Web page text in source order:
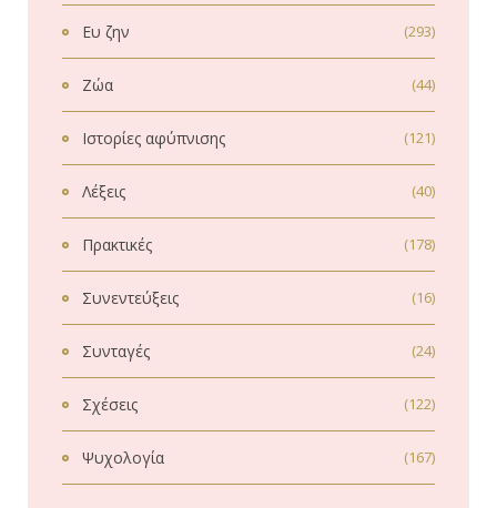
Ευ ζην (293)
Ζώα (44)
Ιστορίες αφύπνισης (121)
Λέξεις (40)
Πρακτικές (178)
Συνεντεύξεις (16)
Συνταγές (24)
Σχέσεις (122)
Ψυχολογία (167)